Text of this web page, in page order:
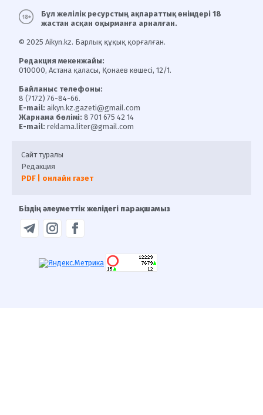
Бұл желілік ресурстың ақпараттық өнімдері 18
жастан асқан оқырманға арналған.
© 2025 Aikyn.kz. Барлық құқық қорғалған.
Редакция мекенжайы:
010000, Астана қаласы, Қонаев көшесі, 12/1.
Байланыс телефоны:
8 (7172) 76-84-66.
E-mail: aikyn.kz.gazeti@gmail.com
Жарнама бөлімі: 8 701 675 42 14
E-mail: reklama.liter@gmail.com
Сайт туралы
Редакция
PDF | онлайн газет
Біздің әлеуметтік желідегі парақшамыз